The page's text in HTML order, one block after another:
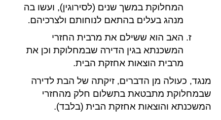
המחלוקת במשך שנים (לסירוגין), ועשו בה
מנהג בעלים בהתאם לנוחותם ולצרכיהם.
האב הוא ששילם את מרבית החזרי
המשכנתא בגין הדירה שבמחלוקת וכן את
מרבית הוצאות אחזקת הבית.
מנגד, כעולה מן הדברים, זיקתה של הבת לדירה
שבמחלוקת מתבטאת בתשלום חלק מהחזרי
המשכנתא והוצאות אחזקת הבית (בלבד).